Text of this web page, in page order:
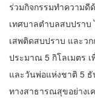
ร่วมกิจกรรมทำความดี
เทศบาลตำบลสบปรา
เสพติดสบปราบ และว
ประมาณ 5 กิโลเมตร
และวันพ่อแห่งชาติ 5 ธั
ทางสาธารณสุขอย่างเ